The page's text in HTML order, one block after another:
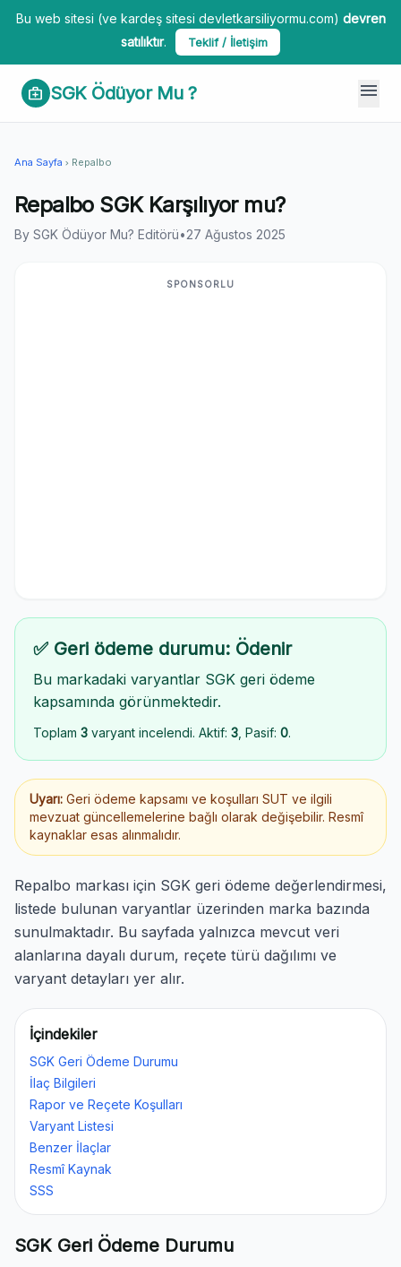
Bu web sitesi (ve kardeş sitesi devletkarsiliyormu.com) devren
satılıktır. Teklif / İletişim
medical_services SGK Ödüyor Mu ? menu
Ana Sayfa chevron_right Repalbo
Repalbo SGK Karşılıyor mu?
By SGK Ödüyor Mu? Editörü•27 Ağustos 2025
SPONSORLU
✅ Geri ödeme durumu: Ödenir
Bu markadaki varyantlar SGK geri ödeme
kapsamında görünmektedir.
Toplam 3 varyant incelendi. Aktif: 3 , Pasif: 0.
Uyarı: Geri ödeme kapsamı ve koşulları SUT ve ilgili
mevzuat güncellemelerine bağlı olarak değişebilir. Resmî
kaynaklar esas alınmalıdır.
Repalbo markası için SGK geri ödeme değerlendirmesi,
listede bulunan varyantlar üzerinden marka bazında
sunulmaktadır. Bu sayfada yalnızca mevcut veri
alanlarına dayalı durum, reçete türü dağılımı ve
varyant detayları yer alır.
İçindekiler
SGK Geri Ödeme Durumu
İlaç Bilgileri
Rapor ve Reçete Koşulları
Varyant Listesi
Benzer İlaçlar
Resmî Kaynak
SSS
SGK Geri Ödeme Durumu